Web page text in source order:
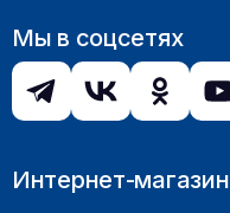
Мы в соцсетях
Интернет-магазин